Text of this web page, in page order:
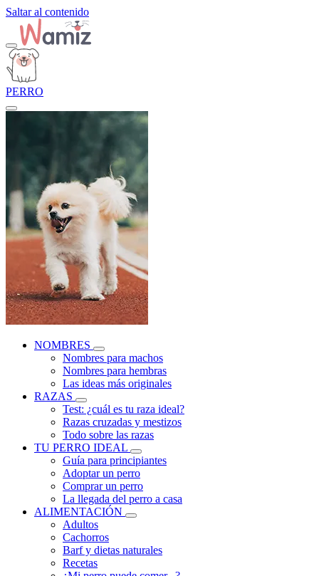
Saltar al contenido
PERRO
NOMBRES
Nombres para machos
Nombres para hembras
Las ideas más originales
RAZAS
Test: ¿cuál es tu raza ideal?
Razas cruzadas y mestizos
Todo sobre las razas
TU PERRO IDEAL
Guía para principiantes
Adoptar un perro
Comprar un perro
La llegada del perro a casa
ALIMENTACIÓN
Adultos
Cachorros
Barf y dietas naturales
Recetas